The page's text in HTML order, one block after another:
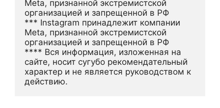
Meta, признанной экстремистской
организацией и запрещенной в РФ
*** Instagram принадлежит компании
Meta, признанной экстремистской
организацией и запрещенной в РФ
**** Вся информация, изложенная на
сайте, носит сугубо рекомендательный
характер и не является руководством к
действию.